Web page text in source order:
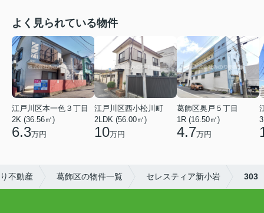
よく見られている物件
江戸川区本一色３丁目
2K (36.56㎡)
6.3万円
江戸川区西小松川町
2LDK (56.00㎡)
10万円
葛飾区奥戸５丁目
1R (16.50㎡)
4.7万円
不動産 葛飾区の物件一覧 セレスティア新小岩 303